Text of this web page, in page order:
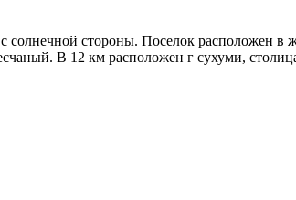
стороны. Поселок расположен в
В 12 км расположен г сухуми,